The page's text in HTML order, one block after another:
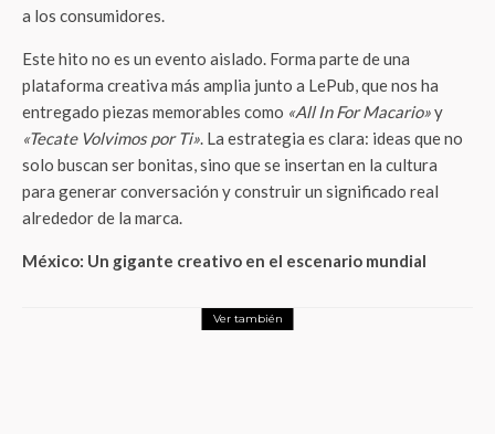
a los consumidores.
Este hito no es un evento aislado. Forma parte de una
plataforma creativa más amplia junto a LePub, que nos ha
entregado piezas memorables como «All In For Macario»y
«Tecate Volvimos por Ti». La estrategia es clara: ideas que no
solo buscan ser bonitas, sino que se insertan en la cultura
para generar conversación y construir un significado real
alrededor de la marca.
México: Un gigante creativo en el escenario mundial
Ver también